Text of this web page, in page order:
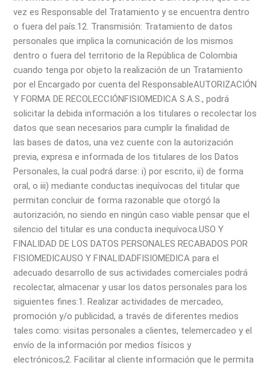
vez es Responsable del Tratamiento y se encuentra dentro
o fuera del país.12. Transmisión: Tratamiento de datos
personales que implica la comunicación de los mismos
dentro o fuera del territorio de la República de Colombia
cuando tenga por objeto la realización de un Tratamiento
por el Encargado por cuenta del ResponsableAUTORIZACIÓN
Y FORMA DE RECOLECCIÓNFISIOMEDICA S.A.S., podrá
solicitar la debida información a los titulares o recolectar los
datos que sean necesarios para cumplir la finalidad de
las bases de datos, una vez cuente con la autorización
previa, expresa e informada de los titulares de los Datos
Personales, la cual podrá darse: i) por escrito, ii) de forma
oral, o iii) mediante conductas inequívocas del titular que
permitan concluir de forma razonable que otorgó la
autorización, no siendo en ningún caso viable pensar que el
silencio del titular es una conducta inequívoca.USO Y
FINALIDAD DE LOS DATOS PERSONALES RECABADOS POR
FISIOMEDICAUSO Y FINALIDADFISIOMEDICA para el
adecuado desarrollo de sus actividades comerciales podrá
recolectar, almacenar y usar los datos personales para los
siguientes fines:1. Realizar actividades de mercadeo,
promoción y/o publicidad, a través de diferentes medios
tales como: visitas personales a clientes, telemercadeo y el
envío de la información por medios físicos y
electrónicos;2. Facilitar al cliente información que le permita